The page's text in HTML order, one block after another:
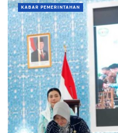
KABAR PEMERINTAHAN